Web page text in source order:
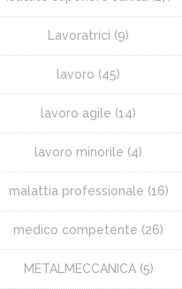
Lavoratrici (9)
lavoro (45)
lavoro agile (14)
lavoro minorile (4)
malattia professionale (16)
medico competente (26)
METALMECCANICA(5)